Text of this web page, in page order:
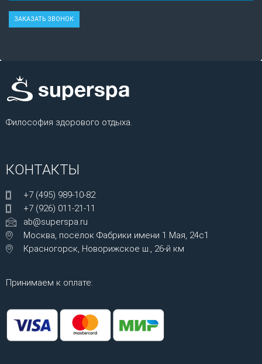
Философия здорового отдыха.
КОНТАКТЫ
+7 (495) 989-10-82
+7 (926) 011-21-11
ab@superspa.ru
Москва, посёлок Фабрики имени 1 Мая, 24с1
Красногорск, Новорижское ш., 26-й км
Принимаем к оплате: